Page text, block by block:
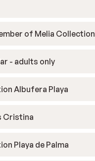
of Melia Collection
- adults only
Albufera Playa
Cristina
Playa de Palma